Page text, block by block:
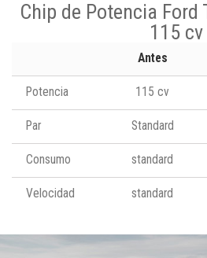
Chip de Potencia Ford
115 cv
Antes
Potencia 115 cv
Par Standard
Consumo standard
Velocidad standard